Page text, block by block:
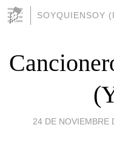
SOYQUIENSOY
24 DE NOVIEMBRE